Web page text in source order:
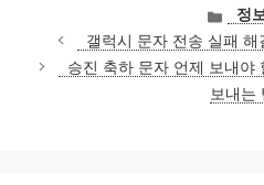
카
테
고
리
정보
갤럭시 문자 전송 실패
승진 축하 문자 언제 보내야
보내는